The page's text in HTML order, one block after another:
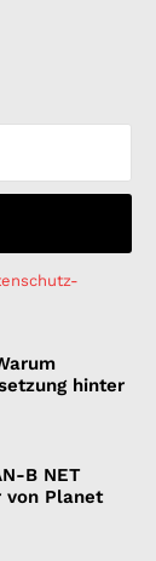
hinter
B NET
von Planet